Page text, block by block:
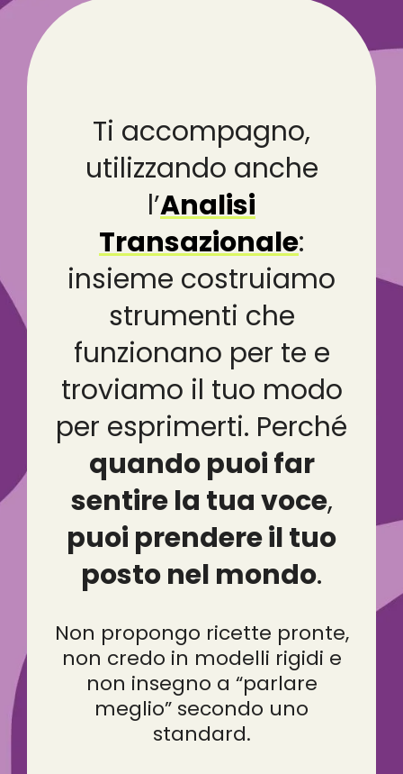
Ti accompagno,
utilizzando anche
l’Analisi
Transazionale:
insieme costruiamo
strumenti che
funzionano per te e
troviamo il tuo modo
per esprimerti. Perché
quando puoi far
sentire la tua voce,
puoi prendere il tuo
posto nel mondo.
Non propongo ricette pronte,
non credo in modelli rigidi e
non insegno a “parlare
meglio” secondo uno
standard.